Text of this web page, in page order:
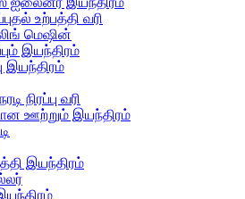
உற்பத்தி வரி
மெஷின்
இயந்திரம்
இயந்திரம்
நிரப்பு வரி
ஊற்றும் இயந்திரம்
இயந்திரம்